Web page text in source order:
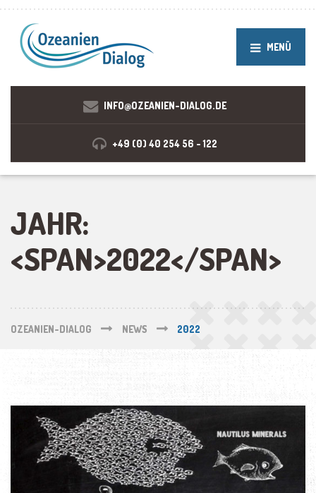
MENÜ
INFO@OZEANIEN-DIALOG.DE
+49 (0) 40 254 56 - 122
JAHR:
<SPAN>2022</SPAN>
OZEANIEN-DIALOG NEWS 2022